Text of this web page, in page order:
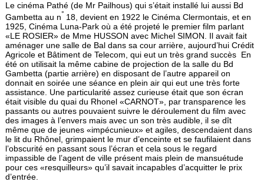
Le cinéma Pathé (de Mr Pailhous) qui s’était installé lui aussi Bd
Gambetta au n° 18, devient en 1922 le Cinéma Clermontais, et en
1925, Cinéma Luna-Park où a été projeté le premier film parlant
«LE ROSIER» de Mme HUSSON avec Michel SIMON. Il avait fait
aménager une salle de Bal dans sa cour arrière, aujourd’hui Crédit
Agricole et Bâtiment de Telecom, qui eut un très grand succès En
été on utilisait la même cabine de projection de la salle du Bd
Gambetta (partie arrière) en disposant de l’autre appareil on
donnait en soirée une séance en plein air qui eut une très forte
assistance. Une particularité assez curieuse était que son écran
était visible du quai du Rhonel «CARNOT», par transparence les
passants ou autres pouvaient suivre le déroulement du film avec
des images à l’envers mais avec un son très audible, il se dît
même que de jeunes «impécunieux» et agiles, descendaient dans
le lit du Rhônel, grimpaient le mur d’enceinte et se faufilaient dans
l’obscurité en passant sous l’écran et cela sous le regard
impassible de l’agent de ville présent mais plein de mansuétude
pour ces «resquilleurs» qu’il savait incapables d’acquitter le prix
d’entrée.